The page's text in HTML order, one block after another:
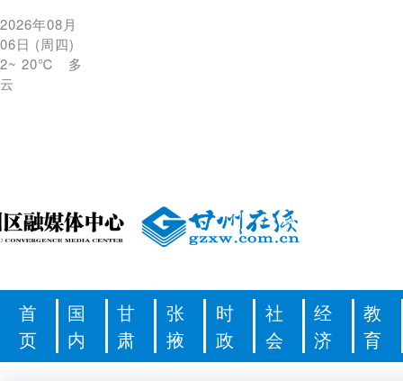
2026年08月
06日 (周四)
2~ 20℃
多
云
首
页
国
内
甘
肃
张
掖
时
政
社
会
经
济
教
育